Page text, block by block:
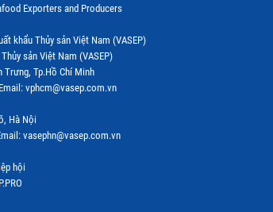
Exporters and Producers
khẩu Thủy sản Việt Nam (VASEP)
sản Việt Nam (VASEP)
Trưng, Tp.Hồ Chí Minh
vphcm@vasep.com.vn
Hà Nội
vasephn@vasep.com.vn
hội